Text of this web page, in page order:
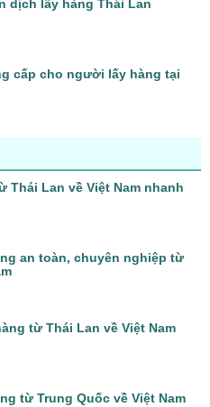
dịch lấy hàng Thái Lan
cấp cho người lấy hàng tại
Thái Lan về Việt Nam nhanh
an toàn, chuyên nghiệp từ
từ Thái Lan về Việt Nam
từ Trung Quốc về Việt Nam